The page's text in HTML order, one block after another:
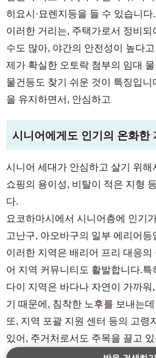
히요시·묘렌지등을 들 수 있습니다.
이러한 거리는, 주택가로서 정비되
수도 많아, 야간의 안전성이 높다
제가 확실한 오토락 첨부의 임대
물건등도 찾기 쉬운 것이 특징입
을 유지하면서, 안심하고
시니어에게도 인기의 온화한
시니어 세대가 안심하고 살기 위
쇼핑의 용이성, 비탈이 적은 지형
다.
요코하마시에서 시니어층에 인기
고난구, 아오바구의 일부 에리어등
이러한 지역은 배리어 프리 대응의
어 지역 커뮤니티도 활발합니다.특
다이 지역은 바다나 자연이 가까워
기 때문에, 침착한 노후를 보내는
또, 지역 포괄 지원 센터 등의 고령
있어, 주거처로서도 주목을 끌고